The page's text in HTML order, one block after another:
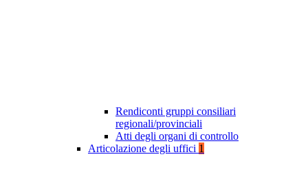
Rendiconti gruppi consiliari
regionali/provinciali
Atti degli organi di controllo
Articolazione degli uffici 1